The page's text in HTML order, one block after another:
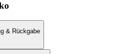
& Rückgabe